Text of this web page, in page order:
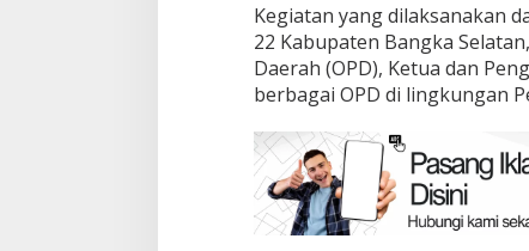
Kegiatan yang dilaksanakan
22 Kabupaten Bangka
Daerah (OPD), Ketua dan
berbagai OPD di lingkungan